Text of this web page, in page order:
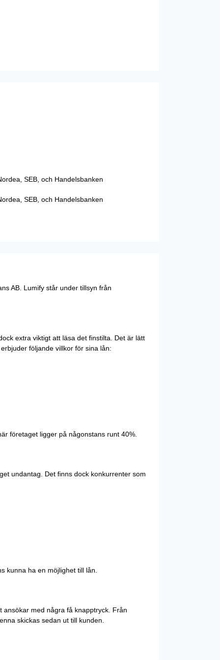
SEB, och Handelsbanken
SEB, och Handelsbanken
AB. Lumify står under tillsyn från
extra viktigt att läsa det finstilta. Det är lätt
följande villkor för sina lån:
företaget ligger på någonstans runt 40%.
undantag. Det finns dock konkurrenter som
kunna ha en möjlighet till lån.
ansökar med några få knapptryck. Från
skickas sedan ut till kunden.